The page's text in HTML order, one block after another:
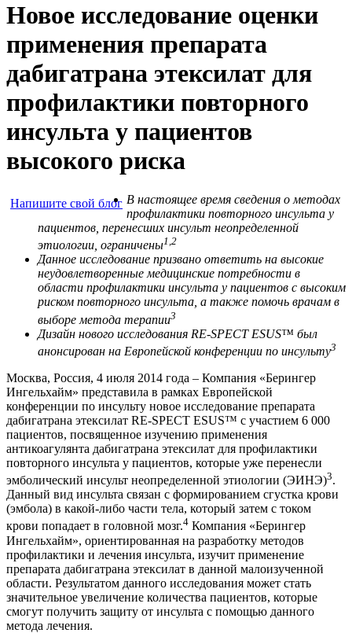
Новое исследование оценки
применения препарата
дабигатрана этексилат для
профилактики повторного
инсульта у пациентов
высокого риска
Напишите свой блог В настоящее время сведения о методах
профилактики повторного инсульта у
пациентов, перенесших инсульт неопределенной
этиологии, ограничены1,2
Данное исследование призвано ответить на высокие
неудовлетворенные медицинские потребности в
области профилактики инсульта у пациентов с высоким
риском повторного инсульта, а также помочь врачам в
выборе метода терапии3
Дизайн нового исследования RE-SPECT ESUS™ был
анонсирован на Европейской конференции по инсульту3
Москва, Россия, 4 июля 2014 года – Компания «Берингер
Ингельхайм» представила в рамках Европейской
конференции по инсульту новое исследование препарата
дабигатрана этексилат RE-SPECT ESUS™ с участием 6 000
пациентов, посвященное изучению применения
антикоагулянта дабигатрана этексилат для профилактики
повторного инсульта у пациентов, которые уже перенесли
эмболический инсульт неопределенной этиологии (ЭИНЭ)3.
Данный вид инсульта связан с формированием сгустка крови
(эмбола) в какой-либо части тела, который затем с током
крови попадает в головной мозг.4 Компания «Берингер
Ингельхайм», ориентированная на разработку методов
профилактики и лечения инсульта, изучит применение
препарата дабигатрана этексилат в данной малоизученной
области. Результатом данного исследования может стать
значительное увеличение количества пациентов, которые
смогут получить защиту от инсульта с помощью данного
метода лечения.